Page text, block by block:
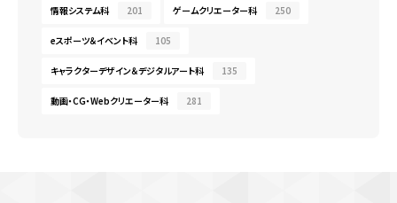
情報システム科 201 ゲームクリエーター科 250
eスポーツ＆イベント科 105
キャラクターデザイン＆デジタルアート科 135
動画・CG・Webクリエーター科 281